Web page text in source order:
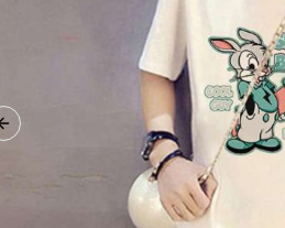
Previous slide